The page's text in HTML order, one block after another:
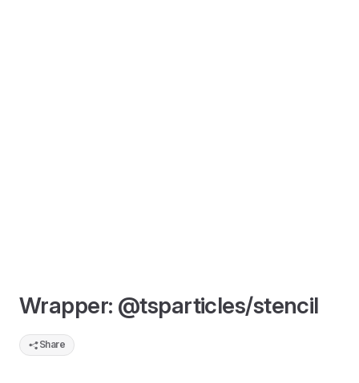
Wrapper: @tsparticles/stencil
Share